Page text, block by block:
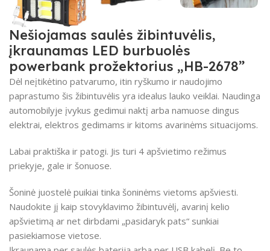
Nešiojamas saulės žibintuvėlis,
įkraunamas LED burbuolės
powerbank prožektorius „HB-2678”
Dėl neįtikėtino patvarumo, itin ryškumo ir naudojimo
paprastumo šis žibintuvėlis yra idealus lauko veiklai. Naudinga
automobilyje įvykus gedimui naktį arba namuose dingus
elektrai, elektros gedimams ir kitoms avarinėms situacijoms.
Labai praktiška ir patogi. Jis turi 4 apšvietimo režimus
priekyje, gale ir šonuose.
Šoninė juostelė puikiai tinka šoninėms vietoms apšviesti.
Naudokite jį kaip stovyklavimo žibintuvėlį, avarinį kelio
apšvietimą ar net dirbdami „pasidaryk pats“ sunkiai
pasiekiamose vietose.